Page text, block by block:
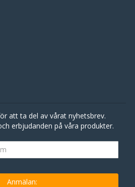
att ta del av vårat nyhetsbrev.
erbjudanden på våra produkter.